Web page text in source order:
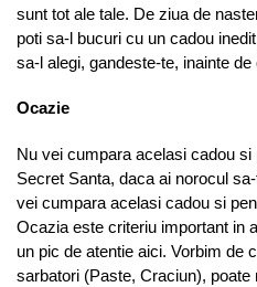
sunt tot ale tale. De ziua de
poti sa-l bucuri cu un cadou
sa-l alegi, gandeste-te, inainte
Ocazie
Nu vei cumpara acelasi cadou
Secret Santa, daca ai norocul
vei cumpara acelasi cadou si
Ocazia este criteriu important in
un pic de atentie aici. Vorbim de
sarbatori (Paste, Craciun),